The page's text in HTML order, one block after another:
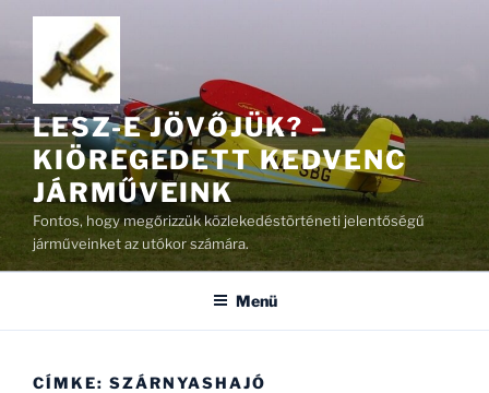
Tartalomhoz
LESZ-E JÖVŐJÜK? –
KIÖREGEDETT KEDVENC
JÁRMŰVEINK
Fontos, hogy megőrizzük közlekedéstörténeti jelentőségű
járműveinket az utókor számára.
Menü
CÍMKE: SZÁRNYASHAJÓ